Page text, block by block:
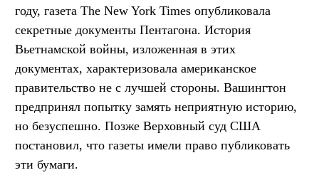
году, газета The New York Times опубликовала
секретные документы Пентагона. История
Вьетнамской войны, изложенная в этих
документах, характеризовала американское
правительство не с лучшей стороны. Вашингтон
предпринял попытку замять неприятную историю,
но безуспешно. Позже Верховный суд США
постановил, что газеты имели право публиковать
эти бумаги.